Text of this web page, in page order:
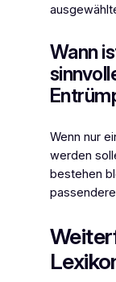
Wann
Wenn nur
werden
bestehen